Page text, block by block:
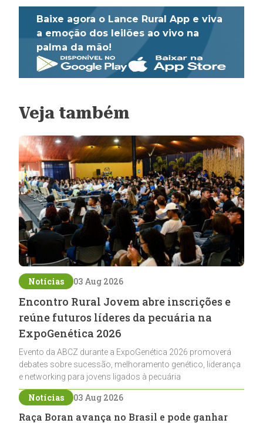
Baixe agora o Lance Rural App e viva
a emoção dos leilões ao vivo na
palma da mão!
Veja também
Notícias 03 Aug 2026
Encontro Rural Jovem abre inscrições e
reúne futuros líderes da pecuária na
ExpoGenética 2026
Evento da ABCZ durante a ExpoGenética 2026 promoverá
debates sobre sucessão, melhoramento genético, liderança
e networking para jovens ligados à pecuária
Notícias 03 Aug 2026
Raça Boran avança no Brasil e pode ganhar